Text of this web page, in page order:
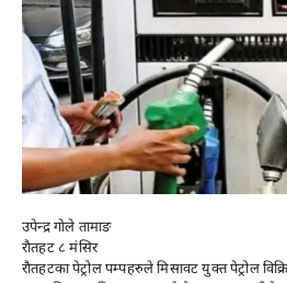
उपेन्द्र गाेले तामाङ
राैतहट ८ मंसिर
राैतहटका पेट्रोल पम्पहरुले मिसावट युक्त पेट्रोल